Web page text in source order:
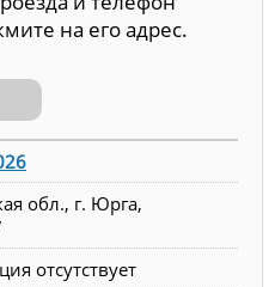
на его адрес.
обл., г. Юрга,
отсутствует